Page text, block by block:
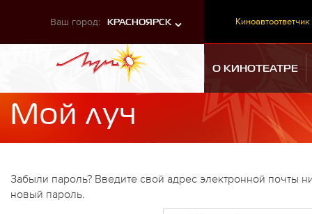
Ваш город: КРАСНОЯРСК Киноавтоответчик
О КИНОТЕАТРЕ
Мой луч
Забыли пароль? Введите свой адрес электронной почты
новый пароль.